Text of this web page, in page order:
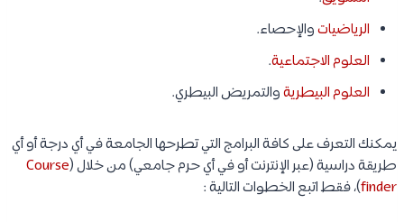
الرياضياتوالإحصاء.
العلوم الاجتماعية.
العلوم البيطريةوالتمريض البيطري.
يمكنك التعرف على كافة البرامج التي تطرحها الجامعة في أي درجة أو أي
طريقة دراسية (عبر الإنترنت أو في أي حرم جامعي) من خلال (Course
finder)، فقط اتبع الخطوات التالية :